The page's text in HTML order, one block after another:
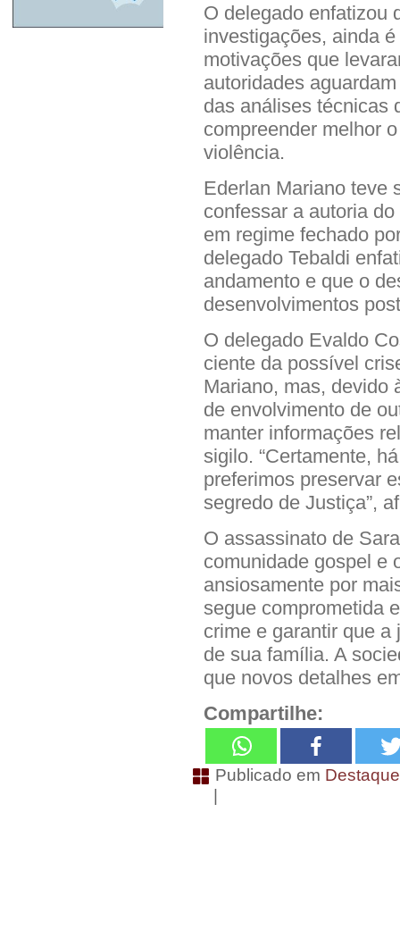
O delegado enfatizou
investigações, ainda
motivações que
autoridades
das análises técnicas
compreender melhor
violência.
Ederlan Mariano teve
confessar a autoria
em regime fechado
delegado Tebaldi
andamento e que o
desenvolvimentos
O delegado Evaldo
ciente da possível
Mariano, mas, devido
de envolvimento de
manter informações
sigilo. “Certamente,
preferimos preservar
segredo de Justiça”,
O assassinato de
comunidade gospel e
ansiosamente por
segue comprometida
crime e garantir que
de sua família. A
que novos detalhes
Compartilhe:
Publicado em
|